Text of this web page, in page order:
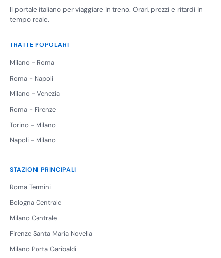
Il portale italiano per viaggiare in treno. Orari, prezzi e ritardi in
tempo reale.
TRATTE POPOLARI
Milano - Roma
Roma - Napoli
Milano - Venezia
Roma - Firenze
Torino - Milano
Napoli - Milano
STAZIONI PRINCIPALI
Roma Termini
Bologna Centrale
Milano Centrale
Firenze Santa Maria Novella
Milano Porta Garibaldi